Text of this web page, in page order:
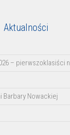
Aktualności
– pierwszoklasiści
Barbary Nowackiej